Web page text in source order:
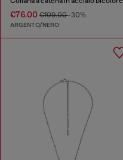
€76.00 €109.00-30%
ARGENTO/NERO